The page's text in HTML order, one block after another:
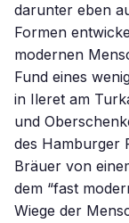
darunter eben
Formen
modernen
Fund eines
in Ileret am
und
des Hamburger
Bräuer von
dem “fast
Wiege der